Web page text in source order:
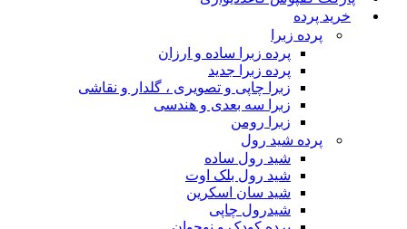
خرید پرده
پرده زبرا
پرده زبرا ساده و ارزان
پرده زبرا جدید
زبرا چاپی و تصویری ، گلدار و نقاشی
زبرا سه بعدی و هندسی
زبرا رومن
پرده شید رول
شید رول ساده
شید رول بلک اوت
شید سان اسکرین
شیدرول چاپی